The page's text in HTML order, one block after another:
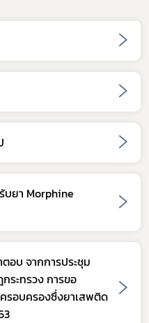
บยา Morphine
อบ จากการประชุม
ระทรวง การขอ
รอบครองซึ่งยาเสพติด